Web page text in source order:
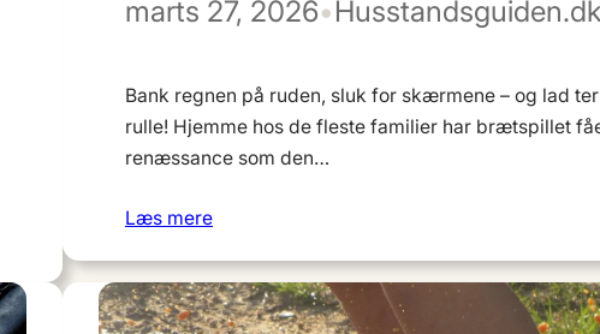
marts 27, 2026•Husstandsguiden.dk
Bank regnen på ruden, sluk for skærmene – og lad
rulle! Hjemme hos de fleste familier har brætspillet
renæssance som den…
Læs mere